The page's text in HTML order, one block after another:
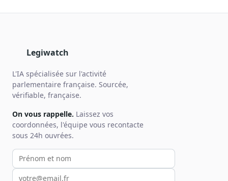
Legiwatch
L'IA spécialisée sur l'activité
parlementaire française. Sourcée,
vérifiable, française.
On vous rappelle. Laissez vos
coordonnées, l'équipe vous recontacte
sous 24h ouvrées.
Votre prénom et nom
Votre email
Votre téléphone